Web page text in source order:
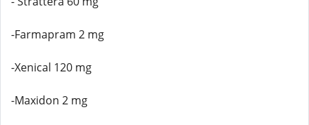
-Farmapram 2 mg
-Xenical 120 mg
-Maxidon 2 mg